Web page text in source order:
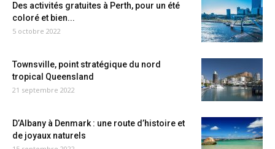
Des activités gratuites à Perth, pour un été
coloré et bien...
5 octobre 2022
Townsville, point stratégique du nord
tropical Queensland
21 septembre 2022
D’Albany à Denmark : une route d’histoire et
de joyaux naturels